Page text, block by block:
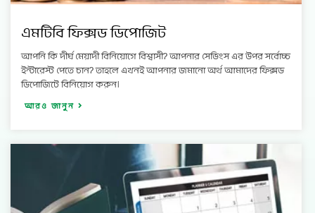
এমটিবি ফিক্সড ডিপোজিট
আপনি কি দীর্ঘ মেয়াদী বিনিয়োগে বিশ্বাসী? আপনার সেভিংস এর উপর সর্বোচ্চ
ইন্টারেস্ট পেতে চান? তাহলে এখনই আপনার জমানো অর্থ আমাদের ফিক্সড
ডিপোজিটে বিনিয়োগ করুন।
আরও জানুন